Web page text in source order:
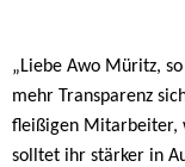
„Liebe Awo Müritz,
mehr Transparenz
fleißigen Mitarbeiter,
solltet ihr stärker in